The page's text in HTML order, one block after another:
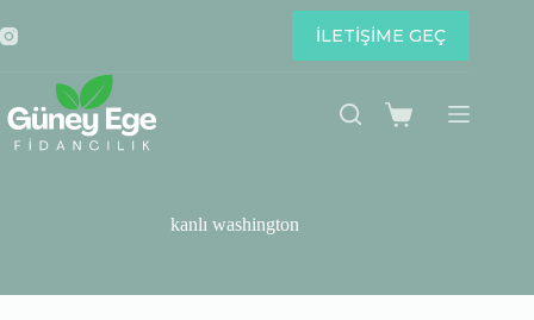
to
content
İLETİŞİME GEÇ
Shopping
kanlı washington